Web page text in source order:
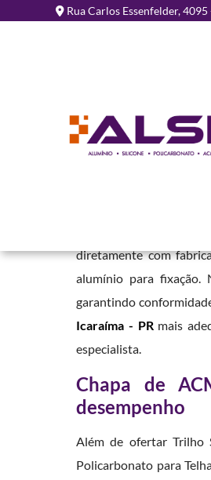
Rua Carlos Essenfelder,
Chapa de
- PR
Em nossa empresa,
diretamente com
alumínio para fixação.
garantindo
Icaraíma - PRmais
especialista.
Chapa de
desempenho
Além de ofertar Trilho
Policarbonato para